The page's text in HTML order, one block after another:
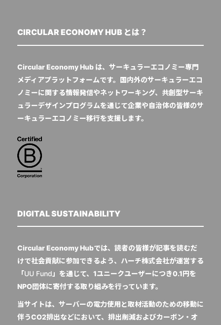
CIRCULAR ECONOMY HUB とは？
Circular Economy Hub は、サーキュラーエコノミー専門
メディアプラットフォームです。国内外のサーキュラーエコ
ノミーに関する情報発信やネットワーキング、共創型サーキ
ュラーデザインプログラムを通じて企業や自治体の皆様のサ
ーキュラーエコノミー移行を支援します。
DIGITAL SUSTAINABILITY
Circular Economy Hubでは、読者の皆様が記事を読むだ
けで社会貢献に参加できるよう、ハーチ株式会社が運営する
「UU Fund 」を通じて、1ユニークユーザーにつき0.1円を
NPO団体に寄付する取り組みを行っています。
当サイトは、サーバーの電力使用と取材活動のための移動に
伴うCO2排出などにおいて、排出削減およびカーボン・オ